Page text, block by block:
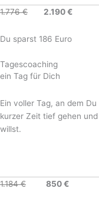
1.776 € 2.190 €
Du sparst 186 Euro
Tagescoaching
ein Tag für Dich
Ein voller Tag, an dem
kurzer Zeit tief gehen
willst.
1.184 € 850 €